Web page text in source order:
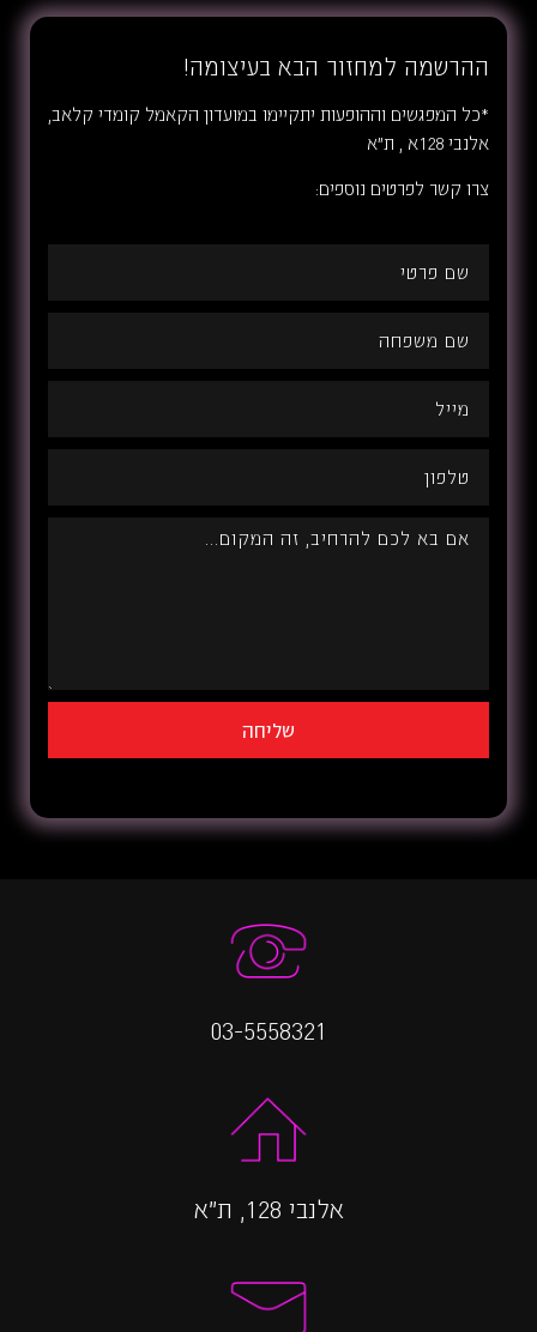
ההרשמה למחזור הבא בעיצומה!
*כל המפגשים וההופעות יתקיימו במועדון הקאמל קומדי קלאב,
אלנבי 128א , ת״א
צרו קשר לפרטים נוספים:
שליחה
03-5558321
אלנבי 128, ת״א